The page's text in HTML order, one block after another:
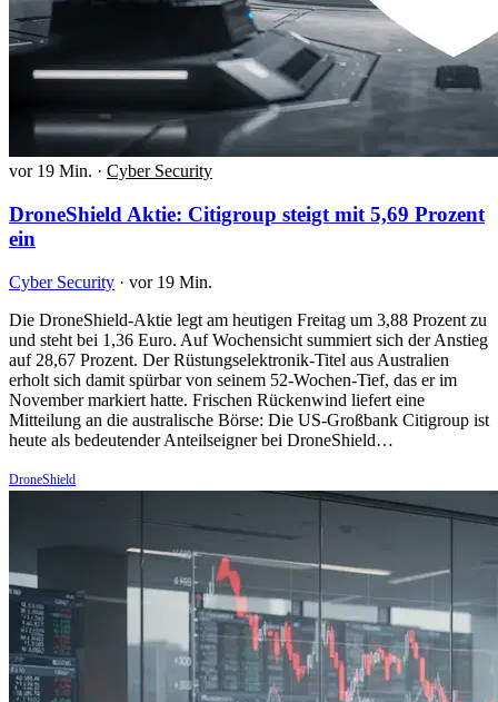
vor 19 Min. · Cyber Security
DroneShield Aktie: Citigroup steigt mit 5,69 Prozent
ein
Cyber Security · vor 19 Min.
Die DroneShield-Aktie legt am heutigen Freitag um 3,88 Prozent zu
und steht bei 1,36 Euro. Auf Wochensicht summiert sich der Anstieg
auf 28,67 Prozent. Der Rüstungselektronik-Titel aus Australien
erholt sich damit spürbar von seinem 52-Wochen-Tief, das er im
November markiert hatte. Frischen Rückenwind liefert eine
Mitteilung an die australische Börse: Die US-Großbank Citigroup ist
heute als bedeutender Anteilseigner bei DroneShield…
DroneShield